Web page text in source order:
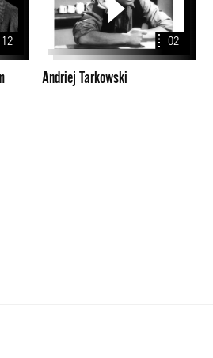
12 02
Andriej Tarkowski